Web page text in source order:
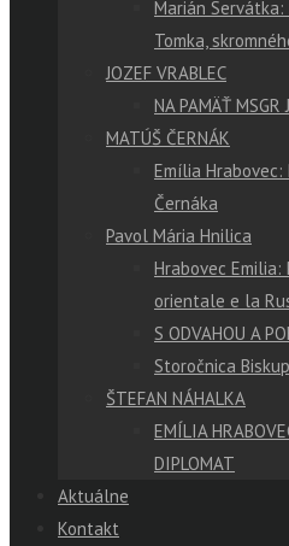
Marián
Tomka,
JOZEF VRABLEC
NA PAMÄŤ MSGR
MATÚŠ ČERNÁK
Emília
Černáka
Pavol Mária Hnilica
Hrabovec Emilia:
orientale e la
S ODVAHOU A
Storočnica
ŠTEFAN NÁHALKA
EMÍLIA
DIPLOMAT
Aktuálne
Kontakt